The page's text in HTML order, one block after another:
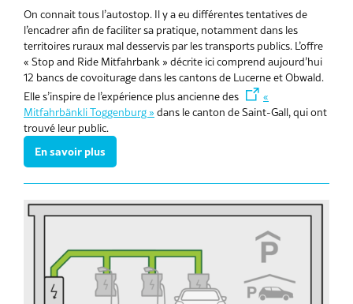
On connait tous l’autostop. Il y a eu différentes tentatives de
l’encadrer afin de faciliter sa pratique, notamment dans les
territoires ruraux mal desservis par les transports publics. L’offre
« Stop and Ride Mitfahrbank » décrite ici comprend aujourd’hui
12 bancs de covoiturage dans les cantons de Lucerne et Obwald.
Elle s’inspire de l’expérience plus ancienne des
«
Mitfahrbänkli Toggenburg » dans le canton de Saint-Gall, qui ont
trouvé leur public.
En savoir plus